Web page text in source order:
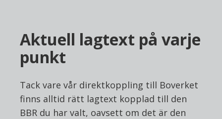
Aktuell lagtext på varje
punkt
Tack vare vår direktkoppling till Boverket
finns alltid rätt lagtext kopplad till den
BBR du har valt, oavsett om det är den